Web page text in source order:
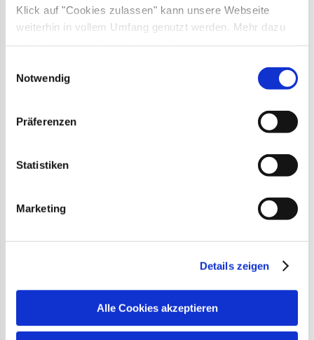
Klick auf "Cookies zulassen" kann unsere Webseite
weiterhin in vollem Umfang genutzt werden. Mehr dazu
steht in unserer Datenschutzerklärung.
gelistet.
Notwendig
Präferenzen
Statistiken
Marketing
Details zeigen
Alle Cookies akzeptieren
Grabenstätt entdecken
Badetag und Barabend mit Sandstrand